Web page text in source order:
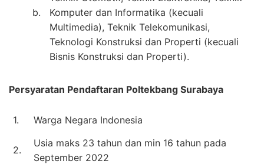
b.
Komputer dan Informatika (kecuali
Multimedia), Teknik Telekomunikasi,
Teknologi Konstruksi dan Properti (kecuali
Bisnis Konstruksi dan Properti).
Persyaratan Pendaftaran Poltekbang Surabaya
1. Warga Negara Indonesia
2.
Usia maks 23 tahun dan min 16 tahun pada
September 2022